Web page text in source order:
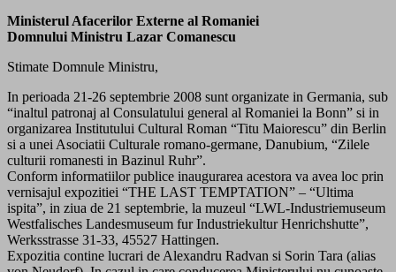
Ministerul Afacerilor Externe al Romaniei
Domnului Ministru Lazar Comanescu
Stimate Domnule Ministru,
In perioada 21-26 septembrie 2008 sunt organizate in Germania, sub
“inaltul patronaj al Consulatului general al Romaniei la Bonn” si in
organizarea Institutului Cultural Roman “Titu Maiorescu” din Berlin
si a unei Asociatii Culturale romano-germane, Danubium, “Zilele
culturii romanesti in Bazinul Ruhr”.
Conform informatiilor publice inaugurarea acestora va avea loc prin
vernisajul expozitiei “THE LAST TEMPTATION” – “Ultima
ispita”, in ziua de 21 septembrie, la muzeul “LWL-Industriemuseum
Westfalisches Landesmuseum fur Industriekultur Henrichshutte”,
Werksstrasse 31-33, 45527 Hattingen.
Expozitia contine lucrari de Alexandru Radvan si Sorin Tara (alias